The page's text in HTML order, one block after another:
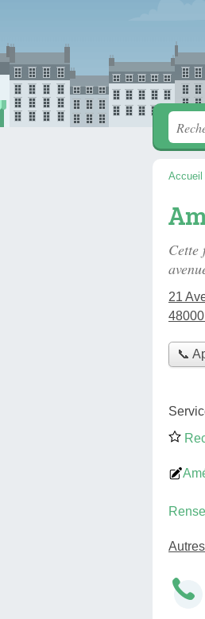
Accueil
Cette
21
📞